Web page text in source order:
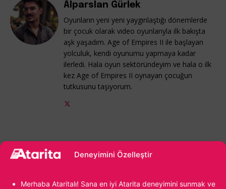
Deneyimini Özelleştir
Merhaba Ataritalı! Sana en iyi Atarita deneyimini sunmak ve
Alparslan Gürlek
Oyunların yeni yeni yaygınlaştığı dönemlerde
bir çocuk olarak video oyunlarıyla ilk bakışta
aşk yaşadım. Age of Empires II ile başlayan
yolculuk, kendi oyunumu yapmaya kadar
ilerledi. Hala oyun sektöründeyim ve hala o ilk
kez Age of Empires II oynayan çocuğun
tutkusunu taşıyorum.